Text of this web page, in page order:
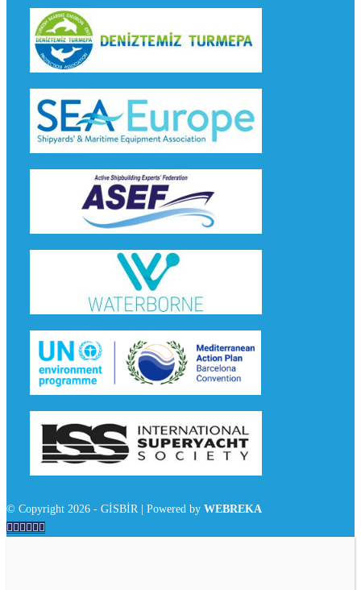
© Copyright 2026 - GİSBİR | Powered by WEBREKA
     